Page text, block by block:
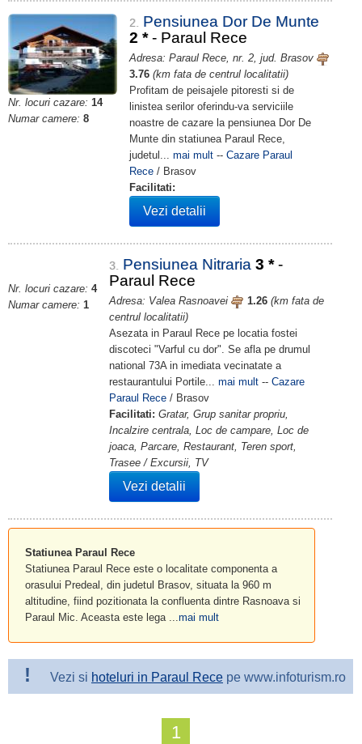
Nr. locuri cazare: 14
Numar camere: 8
2.
Pensiunea Dor De Munte
2 * - Paraul Rece
Adresa: Paraul Rece, nr. 2, jud. Brasov
3.76 (km fata de centrul localitatii)
Profitam de peisajele pitoresti si de
linistea serilor oferindu-va serviciile
noastre de cazare la pensiunea Dor De
Munte din statiunea Paraul Rece,
judetul... mai mult -- Cazare Paraul
Rece / Brasov
Facilitati:
Vezi detalii
Nr. locuri cazare: 4
Numar camere: 1
3. Pensiunea Nitraria 3 * -
Paraul Rece
Adresa: Valea Rasnoavei 1.26 (km fata de
centrul localitatii)
Asezata in Paraul Rece pe locatia fostei
discoteci "Varful cu dor". Se afla pe drumul
national 73A in imediata vecinatate a
restaurantului Portile... mai mult -- Cazare
Paraul Rece / Brasov
Facilitati: Gratar, Grup sanitar propriu,
Incalzire centrala, Loc de campare, Loc de
joaca, Parcare, Restaurant, Teren sport,
Trasee / Excursii, TV
Vezi detalii
Statiunea Paraul Rece
Statiunea Paraul Rece este o localitate componenta a
orasului Predeal, din judetul Brasov, situata la 960 m
altitudine, fiind pozitionata la confluenta dintre Rasnoava si
Paraul Mic. Aceasta este lega ...mai mult
! Vezi si hoteluri in Paraul Rece pe www.infoturism.ro
1